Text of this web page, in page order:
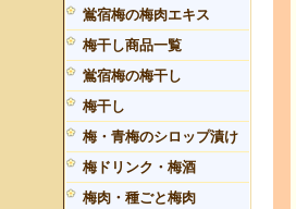
鴬宿梅の梅肉エキス
梅干し商品一覧
鴬宿梅の梅干し
梅干し
梅・青梅のシロップ漬け
梅ドリンク・梅酒
梅肉・種ごと梅肉